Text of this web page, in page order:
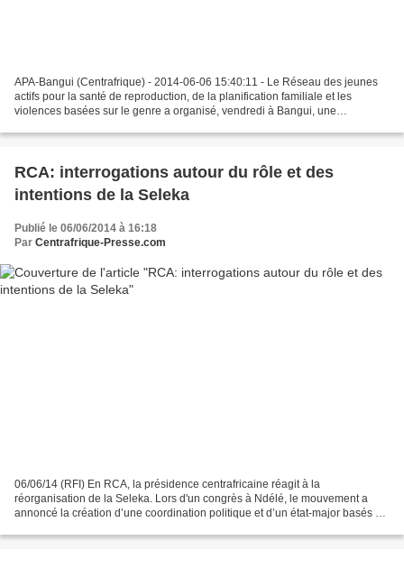
APA-Bangui (Centrafrique) - 2014-06-06 15:40:11 - Le Réseau des jeunes
actifs pour la santé de reproduction, de la planification familiale et les
violences basées sur le genre a organisé, vendredi à Bangui, une
RCA: interrogations autour du rôle et des
intentions de la Seleka
Publié le 06/06/2014 à 16:18
Par Centrafrique-Presse.com
06/06/14 (RFI) En RCA, la présidence centrafricaine réagit à la
réorganisation de la Seleka. Lors d'un congrès à Ndélé, le mouvement a
annoncé la création d’une coordination politique et d’un état-major basés à